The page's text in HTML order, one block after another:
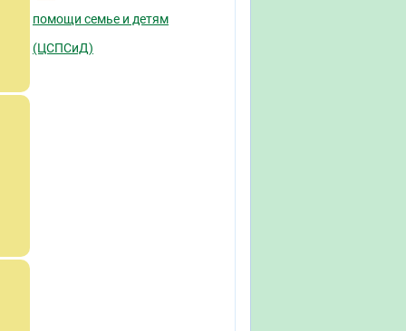
помощи семье и детям
(ЦСПСиД)